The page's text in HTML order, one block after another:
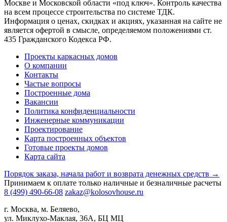
Москве и Московской области «под ключ». Контроль качества
на всем процессе строительства по системе ТДК.
Информация о ценах, скидках и акциях, указанная на сайте не
является офертой в смысле, определяемом положениями ст.
435 Гражданского Кодекса РФ.
Проекты каркасных домов
О компании
Контакты
Частые вопросы
Построенные дома
Вакансии
Политика конфиденциальности
Инженерные коммуникации
Проектирование
Карта построенных объектов
Готовые проекты домов
Карта сайта
Порядок заказа, начала работ и возврата денежных средств →
Принимаем к оплате только наличные и безналичные расчеты
8 (499) 490-66-08 zakaz@kolosovhouse.ru
г. Москва, м. Беляево,
ул. Миклухо-Маклая, 36А, БЦ МЦ